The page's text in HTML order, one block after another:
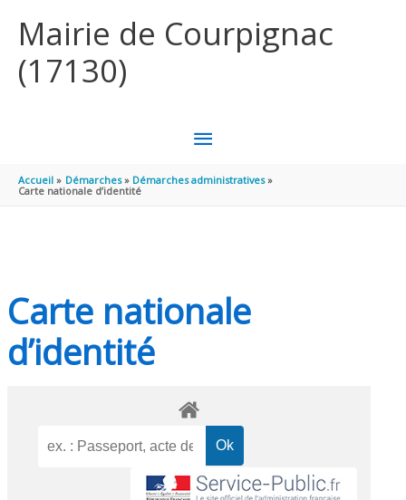
Mairie de Courpignac
(17130)
MENU
PRINCIPAL
Accueil Démarches
Démarches administratives
Carte nationale d’identité
Carte nationale
d’identité